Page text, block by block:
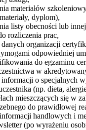
materiałów
dyplom),
listy obecności lub
rozliczenia prac,
danych organizacji
odpowiedniej
do egzaminu
w
informacji o specjalnych
(np. dieta,
mieszczących się w
do prawidłowej
informacji handlowych i
(po wyrażeniu